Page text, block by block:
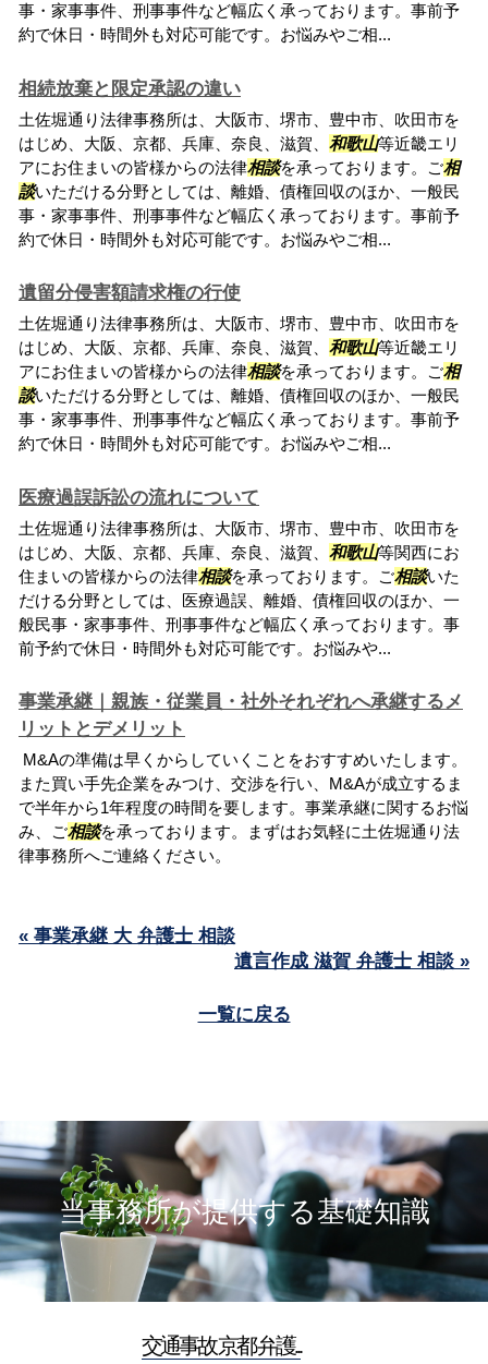
事・家事事件、刑事事件など幅広く承っております。事前予
約で休日・時間外も対応可能です。お悩みやご相...
相続放棄と限定承認の違い
土佐堀通り法律事務所は、大阪市、堺市、豊中市、吹田市を
はじめ、大阪、京都、兵庫、奈良、滋賀、 和歌山等近畿エリ
アにお住まいの皆様からの法律相談を承っております。ご相
談いただける分野としては、離婚、債権回収のほか、一般民
事・家事事件、刑事事件など幅広く承っております。事前予
約で休日・時間外も対応可能です。お悩みやご相...
遺留分侵害額請求権の行使
土佐堀通り法律事務所は、大阪市、堺市、豊中市、吹田市を
はじめ、大阪、京都、兵庫、奈良、滋賀、 和歌山等近畿エリ
アにお住まいの皆様からの法律相談を承っております。ご相
談いただける分野としては、離婚、債権回収のほか、一般民
事・家事事件、刑事事件など幅広く承っております。事前予
約で休日・時間外も対応可能です。お悩みやご相...
医療過誤訴訟の流れについて
土佐堀通り法律事務所は、大阪市、堺市、豊中市、吹田市を
はじめ、大阪、京都、兵庫、奈良、滋賀、 和歌山等関西にお
住まいの皆様からの法律相談を承っております。ご相談いた
だける分野としては、医療過誤、離婚、債権回収のほか、一
般民事・家事事件、刑事事件など幅広く承っております。事
前予約で休日・時間外も対応可能です。お悩みや...
事業承継｜親族・従業員・社外それぞれへ承継するメ
リットとデメリット
M&Aの準備は早くからしていくことをおすすめいたします。
また買い手先企業をみつけ、交渉を行い、M&Aが成立するま
で半年から1年程度の時間を要します。事業承継に関するお悩
み、ご相談を承っております。まずはお気軽に土佐堀通り法
律事務所へご連絡ください。
« 事業承継 大 弁護士 相談
遺言作成 滋賀 弁護士 相談 »
一覧に戻る
当事務所が提供する基礎知識
交通事故 京都 弁護...